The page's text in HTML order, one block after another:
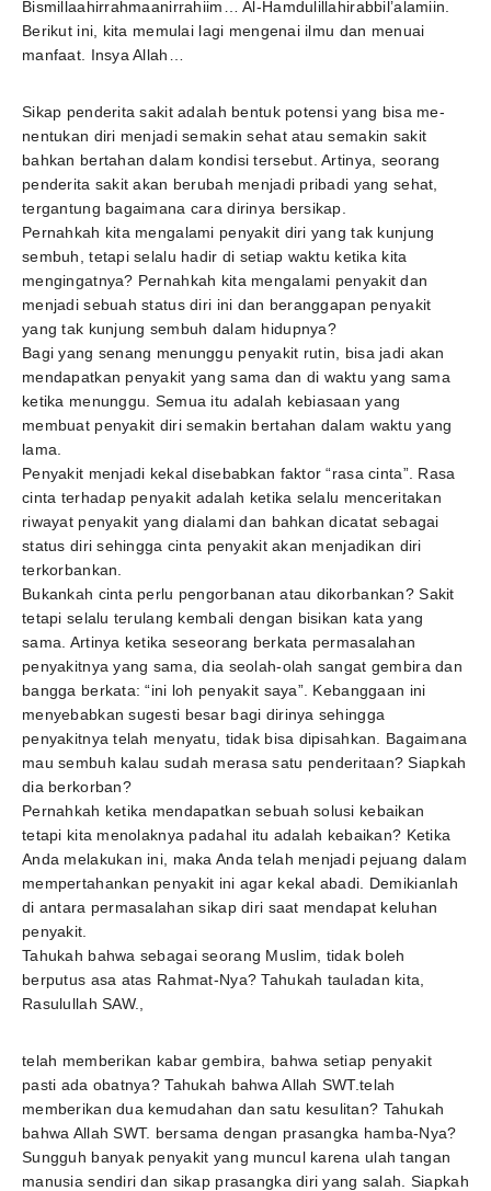
Bismillaahirrahmaanirrahiim… Al-Hamdulillahirabbil’alamiin.
Berikut ini, kita memulai lagi mengenai ilmu dan menuai
manfaat. Insya Allah…
Sikap penderita sakit adalah bentuk potensi yang bisa me-
nentukan diri menjadi semakin sehat atau semakin sakit
bahkan bertahan dalam kondisi tersebut. Artinya, seorang
penderita sakit akan berubah menjadi pribadi yang sehat,
tergantung bagaimana cara dirinya bersikap.
Pernahkah kita mengalami penyakit diri yang tak kunjung
sembuh, tetapi selalu hadir di setiap waktu ketika kita
mengingatnya? Pernahkah kita mengalami penyakit dan
menjadi sebuah status diri ini dan beranggapan penyakit
yang tak kunjung sembuh dalam hidupnya?
Bagi yang senang menunggu penyakit rutin, bisa jadi akan
mendapatkan penyakit yang sama dan di waktu yang sama
ketika menunggu. Semua itu adalah kebiasaan yang
membuat penyakit diri semakin bertahan dalam waktu yang
lama.
Penyakit menjadi kekal disebabkan faktor “rasa cinta”. Rasa
cinta terhadap penyakit adalah ketika selalu menceritakan
riwayat penyakit yang dialami dan bahkan dicatat sebagai
status diri sehingga cinta penyakit akan menjadikan diri
terkorbankan.
Bukankah cinta perlu pengorbanan atau dikorbankan? Sakit
tetapi selalu terulang kembali dengan bisikan kata yang
sama. Artinya ketika seseorang berkata permasalahan
penyakitnya yang sama, dia seolah-olah sangat gembira dan
bangga berkata: “ini loh penyakit saya”. Kebanggaan ini
menyebabkan sugesti besar bagi dirinya sehingga
penyakitnya telah menyatu, tidak bisa dipisahkan. Bagaimana
mau sembuh kalau sudah merasa satu penderitaan? Siapkah
dia berkorban?
Pernahkah ketika mendapatkan sebuah solusi kebaikan
tetapi kita menolaknya padahal itu adalah kebaikan? Ketika
Anda melakukan ini, maka Anda telah menjadi pejuang dalam
mempertahankan penyakit ini agar kekal abadi. Demikianlah
di antara permasalahan sikap diri saat mendapat keluhan
penyakit.
Tahukah bahwa sebagai seorang Muslim, tidak boleh
berputus asa atas Rahmat-Nya? Tahukah tauladan kita,
Rasulullah SAW.,
telah memberikan kabar gembira, bahwa setiap penyakit
pasti ada obatnya? Tahukah bahwa Allah SWT.telah
memberikan dua kemudahan dan satu kesulitan? Tahukah
bahwa Allah SWT. bersama dengan prasangka hamba-Nya?
Sungguh banyak penyakit yang muncul karena ulah tangan
manusia sendiri dan sikap prasangka diri yang salah. Siapkah